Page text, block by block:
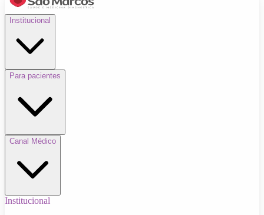
Institucional
Para pacientes
Canal Médico
Institucional